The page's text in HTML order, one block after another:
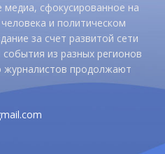
сфокусированное на
и политическом
за счет развитой сети
из разных регионов
журналистов продолжают